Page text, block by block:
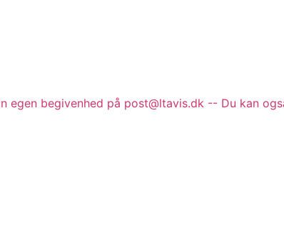
begivenhed på post@ltavis.dk -- Du kan